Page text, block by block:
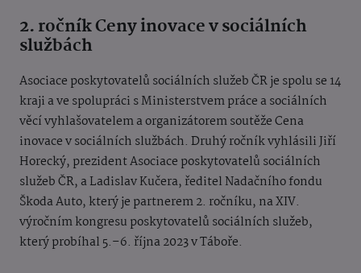
2. ročník Ceny inovace v sociálních
službách
Asociace poskytovatelů sociálních služeb ČR je spolu se 14
kraji a ve spolupráci s Ministerstvem práce a sociálních
věcí vyhlašovatelem a organizátorem soutěže Cena
inovace v sociálních službách. Druhý ročník vyhlásili Jiří
Horecký, prezident Asociace poskytovatelů sociálních
služeb ČR, a Ladislav Kučera, ředitel Nadačního fondu
Škoda Auto, který je partnerem 2. ročníku, na XIV.
výročním kongresu poskytovatelů sociálních služeb,
který probíhal 5.–6. října 2023 v Táboře.